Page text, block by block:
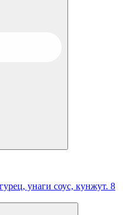
унаги соус, кунжут. 8